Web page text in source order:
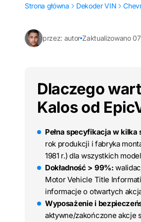
Strona główna Dekoder VIN
przez: autor Zaktualizowano
Dlaczego
Kalos od
Pełna specyfikacja w kilka
rok produkcji i fabryka
1981 r.) dla wszystkich
Dokładność > 99%:
Motor Vehicle Title
informacje o otwartych
Wyposażenie i
aktywne/zakończone akcje